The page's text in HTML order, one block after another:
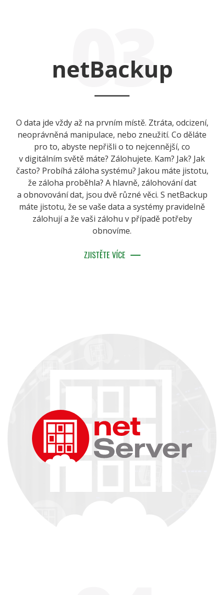
netBackup
03
O data jde vždy až na prvním místě. Ztráta, odcizení,
neoprávněná manipulace, nebo zneužití. Co děláte
pro to, abyste nepřišli o to nejcennější, co
v digitálním světě máte? Zálohujete. Kam? Jak? Jak
často? Probíhá záloha systému? Jakou máte jistotu,
že záloha proběhla? A hlavně, zálohování dat
a obnovování dat, jsou dvě různé věci. S netBackup
máte jistotu, že se vaše data a systémy pravidelně
zálohují a že vaši zálohu v případě potřeby
obnovíme.
ZJISTĚTE VÍCE